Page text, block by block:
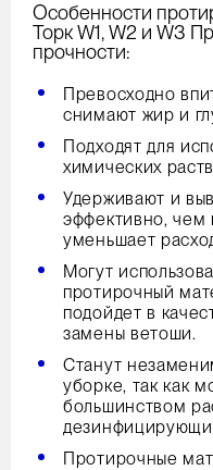
Особенности
Торк W1, W2 и W3
прочности:
Превосходно
снимают жир и
Подходят для
химических
Удерживают и
эффективно, чем
уменьшает
Могут
протирочный
подойдет в
замены ветоши.
Станут
уборке, так как
большинством
Протирочные